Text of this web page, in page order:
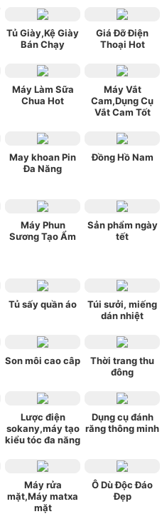
Tủ Giày,Kệ Giày
Bán Chạy
Giá Đỡ Điện
Thoại Hot
Máy Làm Sữa
Chua Hot
Máy Vắt
Cam,Dụng Cụ
Vắt Cam Tốt
May khoan Pin
Đa Năng
Đồng Hồ Nam
Máy Phun
Sương Tạo Ẩm
Sản phẩm ngày
tết
Tủ sấy quần áo
Túi sưởi, miếng
dán nhiệt
Son môi cao câp
Thời trang thu
đông
Lược điện
sokany,máy tạo
kiểu tóc đa năng
Dụng cụ đánh
răng thông minh
Máy rửa
mặt,Máy matxa
mặt
Ô Dù Độc Đáo
Đẹp